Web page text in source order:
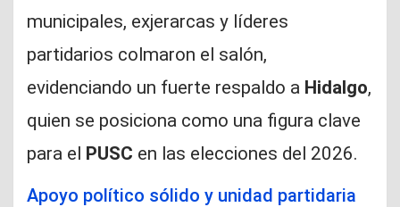
municipales, exjerarcas y líderes
partidarios colmaron el salón,
evidenciando un fuerte respaldo a Hidalgo,
quien se posiciona como una figura clave
para el PUSC en las elecciones del 2026.
Apoyo político sólido y unidad partidaria